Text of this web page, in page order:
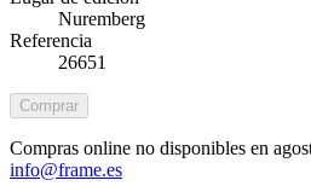
Nuremberg
Referencia
26651
Comprar
Compras online no disponibles en
info@frame.es